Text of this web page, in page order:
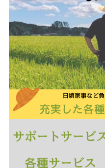
会員ページ
会員ページ
求人情報